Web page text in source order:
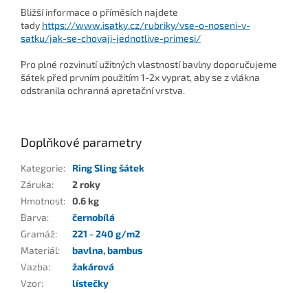
Bližší informace o příměsích najdete
tady https://www.isatky.cz/rubriky/vse-o-noseni-v-
satku/jak-se-chovaji-jednotlive-primesi/
Pro plné rozvinutí užitných vlastností bavlny doporučujeme
šátek před prvním použitím 1-2x vyprat, aby se z vlákna
odstranila ochranná apretační vrstva.
Doplňkové parametry
Kategorie:
Ring Sling šátek
Záruka:
2 roky
Hmotnost: 0.6 kg
Barva:
černobílá
Gramáž:
221 - 240 g/m2
Materiál: bavlna,bambus
Vazba:
žakárová
Vzor: lístečky